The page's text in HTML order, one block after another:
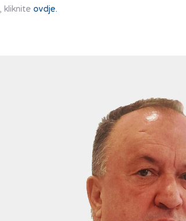
kliknite ovdje.